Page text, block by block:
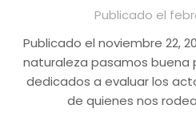
Publicado el
Publicado el noviembre 22,
naturaleza pasamos buena
dedicados a evaluar los
de quienes nos